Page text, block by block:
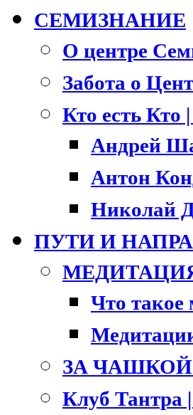
СЕМИЗНАНИЕ
О центре
Забота о
Кто есть Кто
Андрей
Антон
Николай
ПУТИ И
Что такое
ЗА
Клуб Тантра